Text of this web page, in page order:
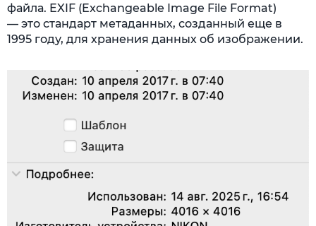
файла. EXIF (Exchangeable Image File Format)
— это стандарт метаданных, созданный еще в
1995 году, для хранения данных об изображении.